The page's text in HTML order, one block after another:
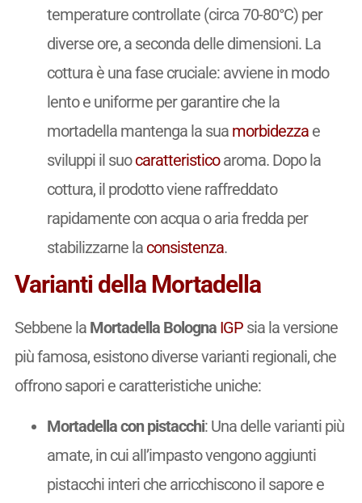
temperature controllate (circa 70-80°C) per
diverse ore, a seconda delle dimensioni. La
cottura è una fase cruciale: avviene in modo
lento e uniforme per garantire che la
mortadella mantenga la sua morbidezzae
sviluppi il suocaratteristicoaroma. Dopo la
cottura, il prodotto viene raffreddato
rapidamente con acqua o aria fredda per
stabilizzarne la consistenza.
Varianti della Mortadella
Sebbene la Mortadella Bologna IGPsia la versione
più famosa, esistono diverse varianti regionali, che
offrono sapori e caratteristiche uniche:
Mortadella con pistacchi: Una delle varianti più
amate, in cui all’impasto vengono aggiunti
pistacchi interi che arricchiscono il sapore e